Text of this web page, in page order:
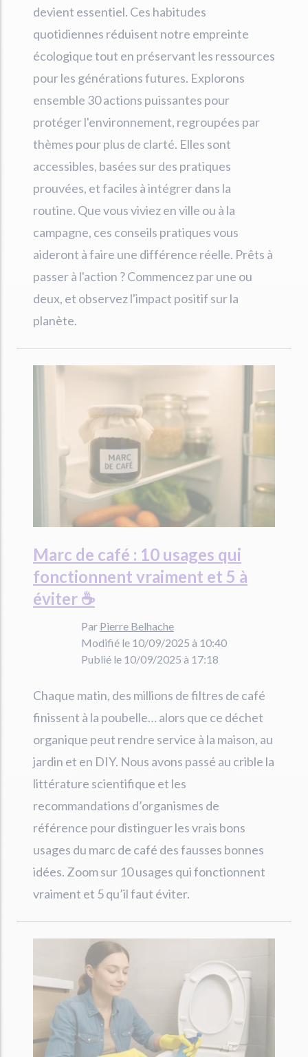
devient essentiel. Ces habitudes
quotidiennes réduisent notre empreinte
écologique tout en préservant les ressources
pour les générations futures. Explorons
ensemble 30 actions puissantes pour
protéger l'environnement, regroupées par
thèmes pour plus de clarté. Elles sont
accessibles, basées sur des pratiques
prouvées, et faciles à intégrer dans la
routine. Que vous viviez en ville ou à la
campagne, ces conseils pratiques vous
aideront à faire une différence réelle. Prêts à
passer à l'action ? Commencez par une ou
deux, et observez l'impact positif sur la
planète.
Marc de café : 10 usages qui
fonctionnent vraiment et 5 à
éviter ☕️
Par Pierre Belhache
Modifié le 10/09/2025 à 10:40
Publié le 10/09/2025 à 17:18
Chaque matin, des millions de filtres de café
finissent à la poubelle… alors que ce déchet
organique peut rendre service à la maison, au
jardin et en DIY. Nous avons passé au crible la
littérature scientifique et les
recommandations d’organismes de
référence pour distinguer les vrais bons
usages du marc de café des fausses bonnes
idées. Zoom sur 10 usages qui fonctionnent
vraiment et 5 qu’il faut éviter.